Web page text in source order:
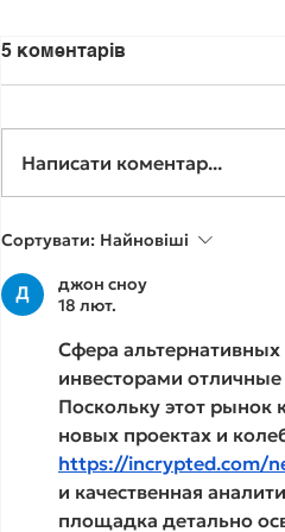
«Я вас знаю. Я у вас
навчався…»
5 коментарів
Написати коментар...
Сортувати: Найновіші
джон сноу
18 лют.
Сфера
инвесторами
Поскольку этот рынок
новых проектах и
https://incrypted.com/
и качественная
площадка детально